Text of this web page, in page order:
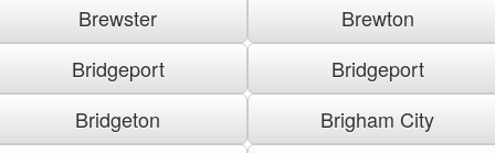
Brewster
Brewton
Bridgeport
Bridgeport
Bridgeton
Brigham City